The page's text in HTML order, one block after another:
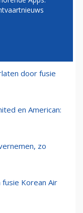
maatschappij
door fusie
en American:
zo
Korean Air